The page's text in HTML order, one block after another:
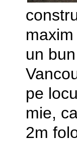
un
pe
mie,
2m